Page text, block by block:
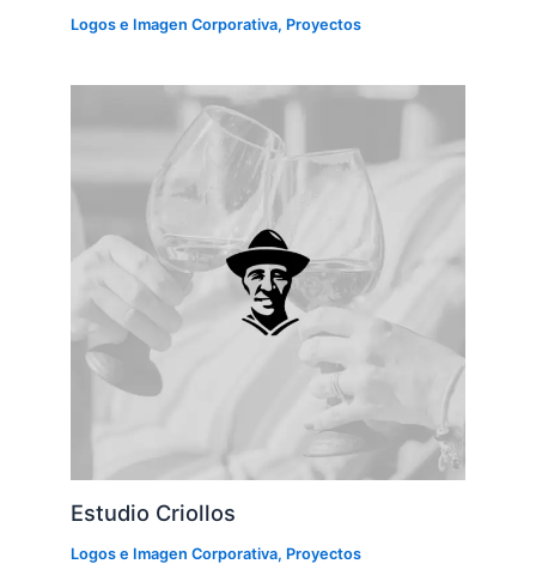
Logos e Imagen Corporativa, Proyectos
Estudio Criollos
Logos e Imagen Corporativa, Proyectos